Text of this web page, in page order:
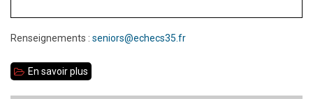
Renseignements : seniors@echecs35.fr
En savoir plus